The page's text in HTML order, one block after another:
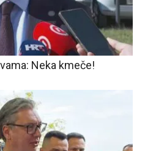
Neka kmeče!